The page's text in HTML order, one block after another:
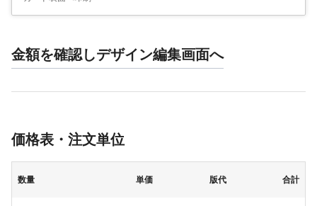
金額を確認しデザイン編集画面へ
価格表・注文単位
数量 単価 版代 合計